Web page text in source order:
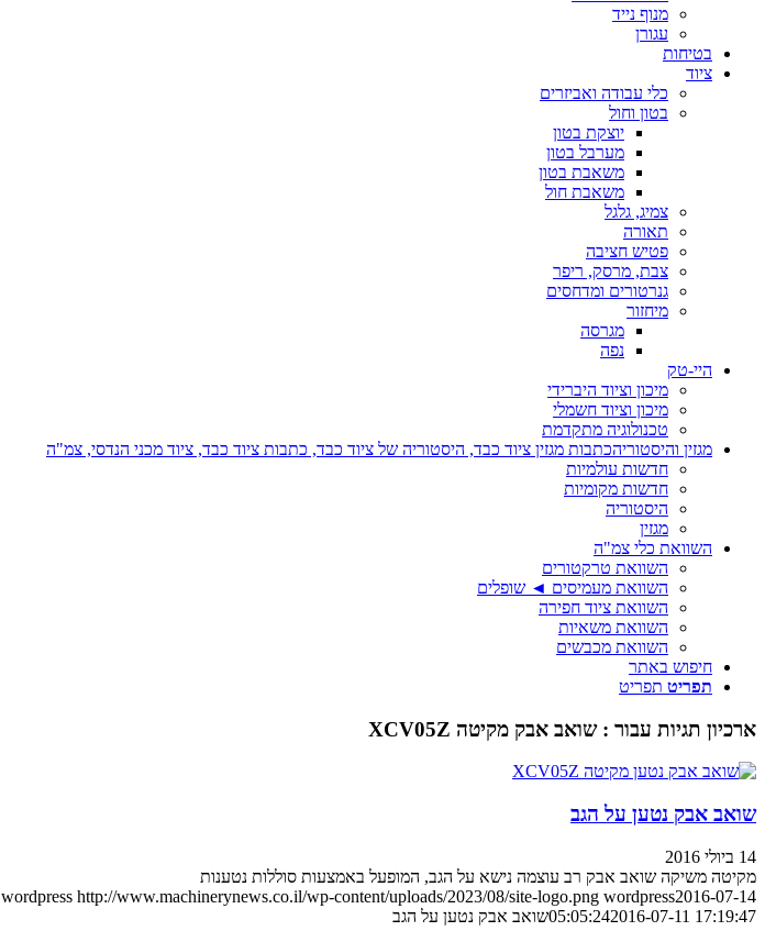
מנוף נייד
עגורן
בטיחות
ציוד
כלי עבודה ואביזרים
בטון וחול
יוצקת בטון
מערבל בטון
משאבת בטון
משאבת חול
צמיג, גלגל
תאורה
פטיש חציבה
צבת, מרסק, ריפר
גנרטורים ומדחסים
מיחזור
מגרסה
נפה
היי-טק
מיכון וציוד היברידי
מיכון וציוד חשמלי
טכנולוגיה מתקדמת
מגזין והיסטוריהכתבות מגזין ציוד כבד, היסטוריה של ציוד כבד, כתבות ציוד כבד, ציוד מכני הנדסי, צמ"ה
חדשות עולמיות
חדשות מקומיות
היסטוריה
מגזין
השוואת כלי צמ"ה
השוואת טרקטורים
השוואת מעמיסים ◄ שופלים
השוואת ציוד חפירה
השוואת משאיות
השוואת מכבשים
חיפוש באתר
תפריט תפריט
ארכיון תגיות עבור :שואב אבק מקיטה XCV05Z
שואב אבק נטען על הגב
14 ביולי 2016
מקיטה משיקה שואב אבק רב עוצמה נישא על הגב, המופעל באמצעות סוללות נטענות
wordpress http://www.machinerynews.co.il/wp-content/uploads/2023/08/site-logo.png wordpress2016-07-14
05:05:242016-07-11 17:19:47
שואב אבק נטען על הגב